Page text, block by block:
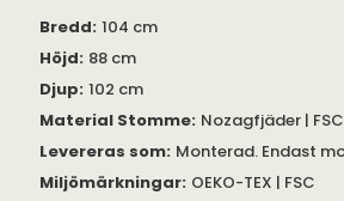
Bredd: 104 cm
Höjd: 88 cm
Djup: 102 cm
Material Stomme: Nozagfjäder |
Levereras som: Monterad. Endast
Miljömärkningar: OEKO-TEX | FSC